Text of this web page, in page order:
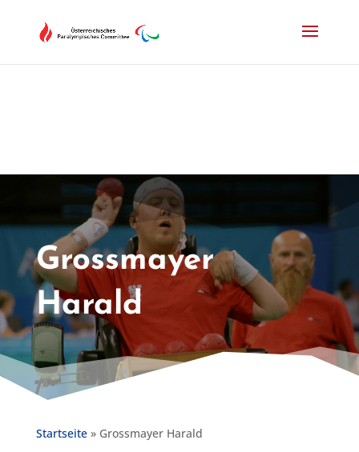
Grossmayer
Harald
Startseite» Grossmayer Harald